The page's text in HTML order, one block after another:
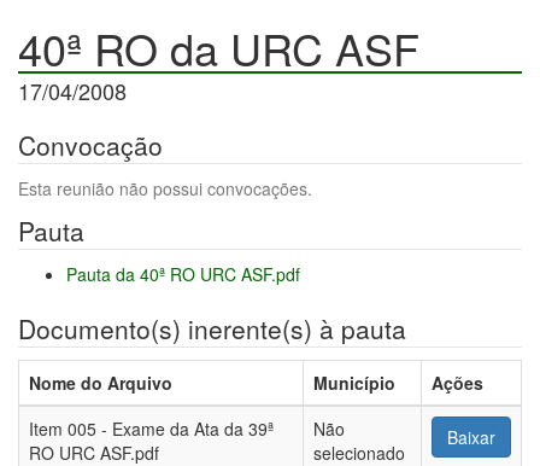
40ª RO da URC ASF
17/04/2008
Convocação
Esta reunião não possui convocações.
Pauta
Pauta da 40ª RO URC ASF.pdf
Documento(s) inerente(s) à pauta
Nome do Arquivo Município
Ações
Item 005 - Exame da Ata da 39ª
RO URC ASF.pdf
Não
selecionado
Baixar